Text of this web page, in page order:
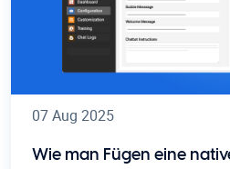
07 Aug 2025
Wie man Fügen eine